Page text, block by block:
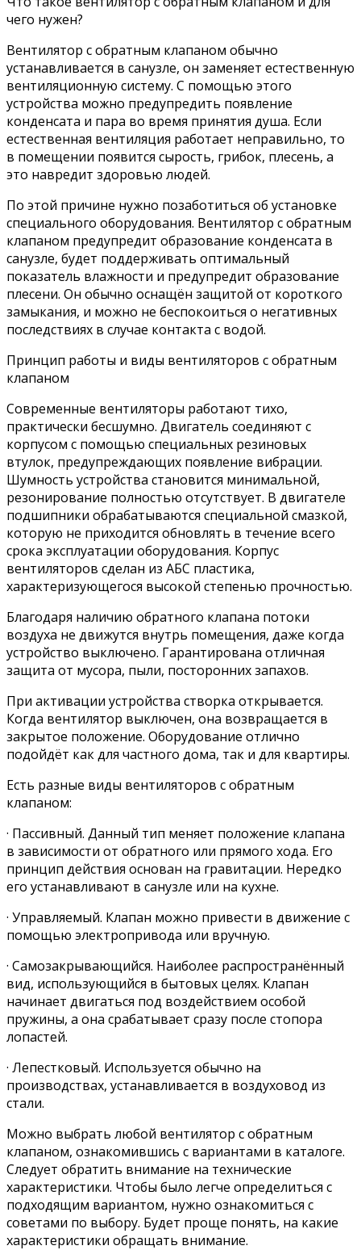
чего нужен?
Вентилятор с обратным клапаном обычно
устанавливается в санузле, он заменяет естественную
вентиляционную систему. С помощью этого
устройства можно предупредить появление
конденсата и пара во время принятия душа. Если
естественная вентиляция работает неправильно, то
в помещении появится сырость, грибок, плесень, а
это навредит здоровью людей.
По этой причине нужно позаботиться об установке
специального оборудования. Вентилятор с обратным
клапаном предупредит образование конденсата в
санузле, будет поддерживать оптимальный
показатель влажности и предупредит образование
плесени. Он обычно оснащён защитой от короткого
замыкания, и можно не беспокоиться о негативных
последствиях в случае контакта с водой.
Принцип работы и виды вентиляторов с обратным
клапаном
Современные вентиляторы работают тихо,
практически бесшумно. Двигатель соединяют с
корпусом с помощью специальных резиновых
втулок, предупреждающих появление вибрации.
Шумность устройства становится минимальной,
резонирование полностью отсутствует. В двигателе
подшипники обрабатываются специальной смазкой,
которую не приходится обновлять в течение всего
срока эксплуатации оборудования. Корпус
вентиляторов сделан из АБС пластика,
характеризующегося высокой степенью прочностью.
Благодаря наличию обратного клапана потоки
воздуха не движутся внутрь помещения, даже когда
устройство выключено. Гарантирована отличная
защита от мусора, пыли, посторонних запахов.
При активации устройства створка открывается.
Когда вентилятор выключен, она возвращается в
закрытое положение. Оборудование отлично
подойдёт как для частного дома, так и для квартиры.
Есть разные виды вентиляторов с обратным
клапаном:
· Пассивный. Данный тип меняет положение клапана
в зависимости от обратного или прямого хода. Его
принцип действия основан на гравитации. Нередко
его устанавливают в санузле или на кухне.
· Управляемый. Клапан можно привести в движение с
помощью электропривода или вручную.
· Самозакрывающийся. Наиболее распространённый
вид, использующийся в бытовых целях. Клапан
начинает двигаться под воздействием особой
пружины, а она срабатывает сразу после стопора
лопастей.
· Лепестковый. Используется обычно на
производствах, устанавливается в воздуховод из
стали.
Можно выбрать любой вентилятор с обратным
клапаном, ознакомившись с вариантами в каталоге.
Следует обратить внимание на технические
характеристики. Чтобы было легче определиться с
подходящим вариантом, нужно ознакомиться с
советами по выбору. Будет проще понять, на какие
характеристики обращать внимание.